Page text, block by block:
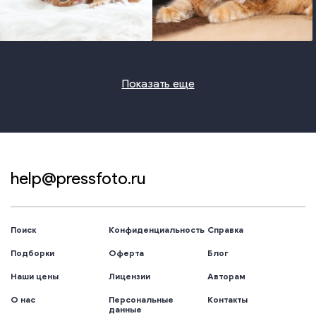
photo photo
Показать еще
help@pressfoto.ru
Поиск
Подборки
Наши цены
О нас
Конфиденциальность
Оферта
Лицензии
Персональные
данные
Справка
Блог
Авторам
Контакты